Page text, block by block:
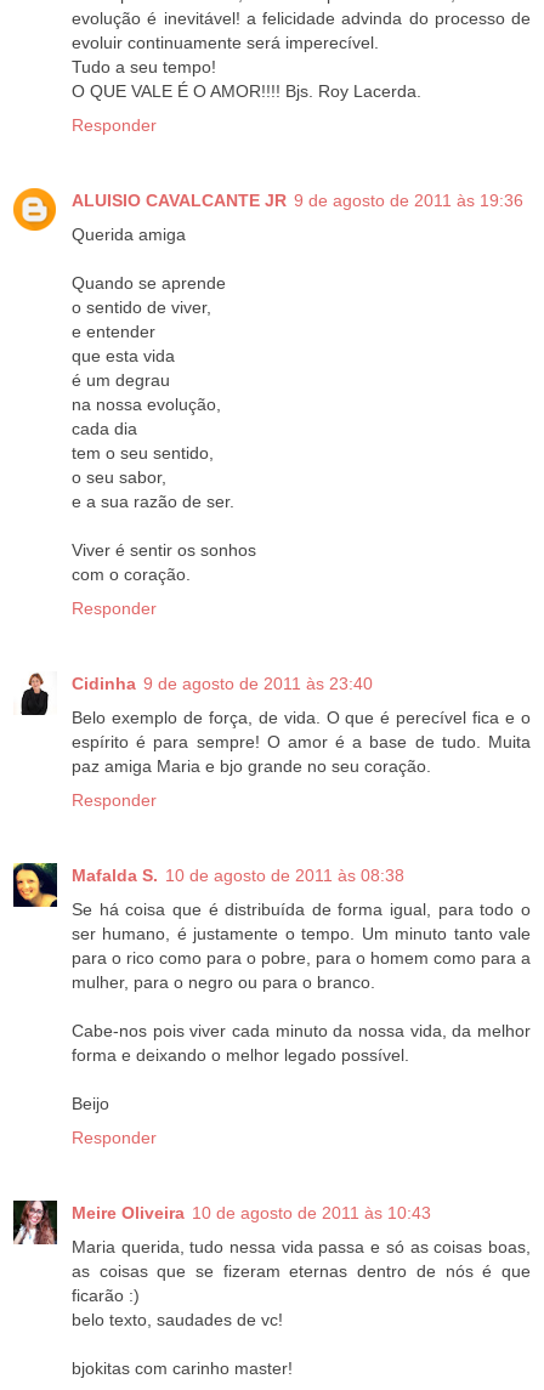
evolução é inevitável! a felicidade advinda do processo de
evoluir continuamente será imperecível.
Tudo a seu tempo!
O QUE VALE É O AMOR!!!! Bjs. Roy Lacerda.
Responder
ALUISIO CAVALCANTE JR 9 de agosto de 2011 às 19:36
Querida amiga
Quando se aprende
o sentido de viver,
e entender
que esta vida
é um degrau
na nossa evolução,
cada dia
tem o seu sentido,
o seu sabor,
e a sua razão de ser.
Viver é sentir os sonhos
com o coração.
Responder
Cidinha 9 de agosto de 2011 às 23:40
Belo exemplo de força, de vida. O que é perecível fica e o
espírito é para sempre! O amor é a base de tudo. Muita
paz amiga Maria e bjo grande no seu coração.
Responder
Mafalda S. 10 de agosto de 2011 às 08:38
Se há coisa que é distribuída de forma igual, para todo o
ser humano, é justamente o tempo. Um minuto tanto vale
para o rico como para o pobre, para o homem como para a
mulher, para o negro ou para o branco.
Cabe-nos pois viver cada minuto da nossa vida, da melhor
forma e deixando o melhor legado possível.
Beijo
Responder
Meire Oliveira 10 de agosto de 2011 às 10:43
Maria querida, tudo nessa vida passa e só as coisas boas,
as coisas que se fizeram eternas dentro de nós é que
ficarão :)
belo texto, saudades de vc!
bjokitas com carinho master!